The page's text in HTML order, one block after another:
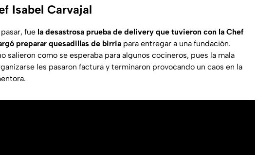
Isabel Carvajal
fue la desastrosa prueba de delivery que tuvieron con la Chef
preparar quesadillas de birria para entregar a una fundación.
salieron como se esperaba para algunos cocineros, pues la mala
les pasaron factura y terminaron provocando un caos en la